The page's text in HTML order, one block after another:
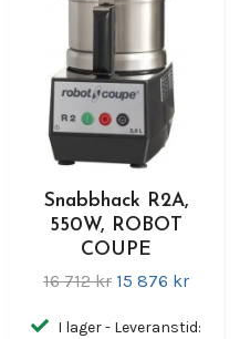
Snabbhack R2A,
550W, ROBOT
COUPE
16 712 kr 15 876 kr
I lager - Leveranstid: